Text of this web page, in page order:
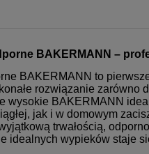
BAKERMANN –
BAKERMANN to
rozwiązanie zarówno
wysokie BAKERMANN
jak i w domowym
trwałością,
idealnych wypieków staje